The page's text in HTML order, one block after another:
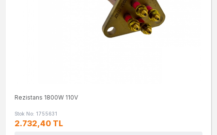
Rezistans 1800W 110V
Stok No: 1755631
2.732,40 TL